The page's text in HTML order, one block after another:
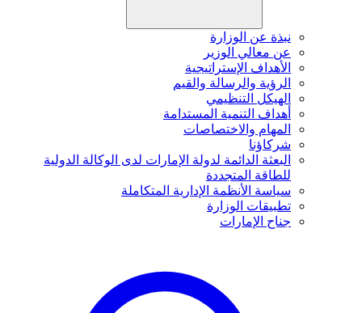
نبذة عن الوزارة
عن معالي الوزير
الأهداف الإستراتيجية
الرؤية والرسالة والقيم
الهيكل التنظيمي
أهداف التنمية المستدامة
المهام والاختصاصات
شركاؤنا
البعثة الدائمة لدولة الإمارات لدى الوكالة الدولية
للطاقة المتجددة
سياسة الأنظمة الإدارية المتكاملة
تطبيقات الوزارة
جناح الإمارات